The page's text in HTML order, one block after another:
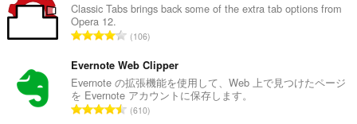
総
：
Classic Tabs brings back some of the extra tab options from
Opera 12.
評
の
総
数
：
106
Evernote Web Clipper
Evernote の拡張機能を使用して、Web 上で見つけたページ
を Evernote アカウントに保存します。
評610